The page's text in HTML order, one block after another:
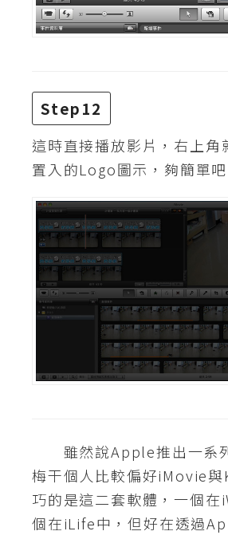
合
案Step12
這時直接播放影片，右上角
置入的Logo圖示，夠簡單
雖然說Apple推出一系
梅干個人比較偏好iMovie
巧的是這二套軟體，一個
個在iLife中，但好在透過